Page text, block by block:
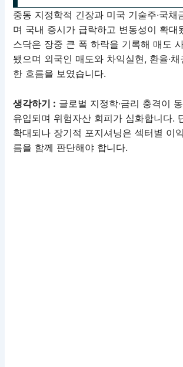
중동 지정학적 긴장과 미국 기술주·국채
며 국내 증시가 급락하고 변동성이 확대
스닥은 장중 큰 폭 하락을 기록해 매도
됐으며 외국인 매도와 차익실현, 환율·
한 흐름을 보였습니다.
생각하기 : 글로벌 지정학·금리 충격이
유입되며 위험자산 회피가 심화합니다.
확대되나 장기적 포지셔닝은 섹터별 이
름을 함께 판단해야 합니다.